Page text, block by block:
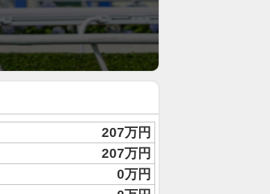
207万円
207万円
0万円